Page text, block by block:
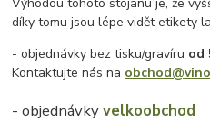
díky tomu jsou lépe vidět etikety
- objednávky bez tisku/gravíru od
Kontaktujte nás na
- objednávkyvelkoobchod